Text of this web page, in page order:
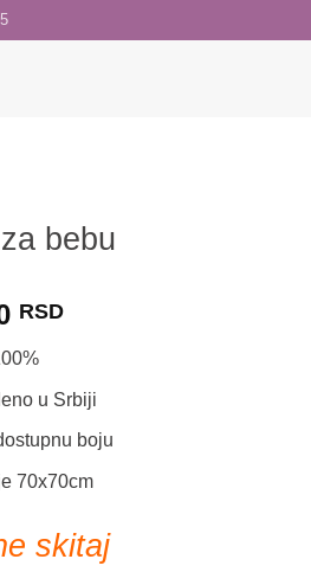
bebu
RSD
u Srbiji
boju
70x70cm
skitaj